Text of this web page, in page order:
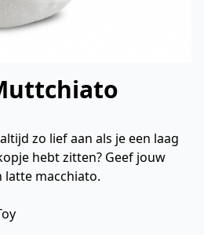
zo lief aan als je een laag
hebt zitten? Geef jouw
latte macchiato.